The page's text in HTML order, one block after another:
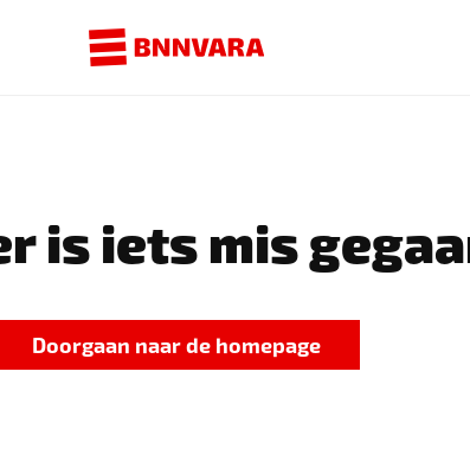
is iets mis
Doorgaan naar de homepage